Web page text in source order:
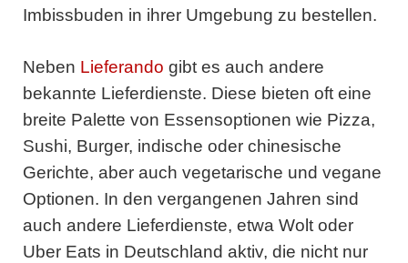
Imbissbuden in ihrer Umgebung zu bestellen.
Neben Lieferando gibt es auch andere
bekannte Lieferdienste. Diese bieten oft eine
breite Palette von Essensoptionen wie Pizza,
Sushi, Burger, indische oder chinesische
Gerichte, aber auch vegetarische und vegane
Optionen. In den vergangenen Jahren sind
auch andere Lieferdienste, etwa Wolt oder
Uber Eats in Deutschland aktiv, die nicht nur